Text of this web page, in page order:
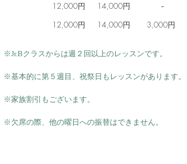
12,000​円 14,000​円
12,000​円 14,000​円
-
3,000円
※Jr.Bクラスからは週２回以上のレッスンです。
※基本的に第５週目、祝祭日もレッスンがあります。
※家族割引もございます。
※欠席の際、他の曜日への振替はできません。